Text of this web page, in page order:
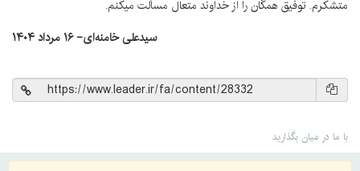
متشکرم. توفیق همگان را از خداوند متعال مسألت میکنم.
سیدعلی خامنه‌ای- ۱۶ مرداد ۱۴۰۴
با ما در میان بگذارید